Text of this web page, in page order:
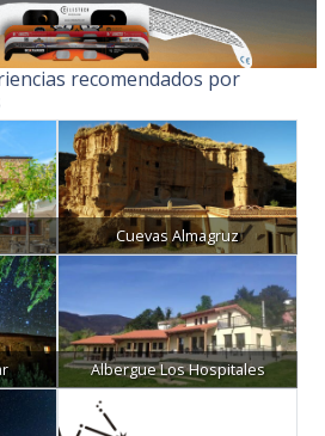
recomendados por
Cuevas Almagruz
Albergue Los Hospitales